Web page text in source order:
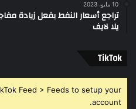
10 مايو، 2023
تراجع أسعار النفط بفعل زيادة
يلا لايف
‫TikTok
Feed > Feeds to setup your
account.